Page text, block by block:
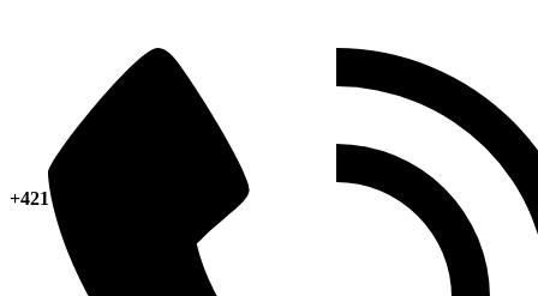
+421 918 378 267